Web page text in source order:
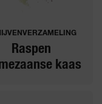
Raspen
kaas